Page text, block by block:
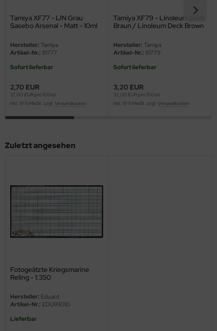
Tamiya XF77 - IJN Grau
Sasebo Arsenal - Matt - 10ml
Hersteller: Tamiya
Artikel-Nr.: 81777
Sofort lieferbar
2,70 EUR
27,00 EUR pro 100ml
inkl. 19 % MwSt. zzgl. Versandkosten
Tamiya XF79 - Linoleum Deck
Braun / Linoleum Deck Brown
Hersteller: Tamiya
Artikel-Nr.: 81779
Sofort lieferbar
3,20 EUR
32,00 EUR pro 100ml
inkl. 19 % MwSt. zzgl. Versandkosten
Zuletzt angesehen
Fotogeätzte Kriegsmarine
Reling - 1:350
Hersteller: Eduard
Artikel-Nr.: EDU99010
Lieferbar
Models
2000
Boss
Models
Model
Collections